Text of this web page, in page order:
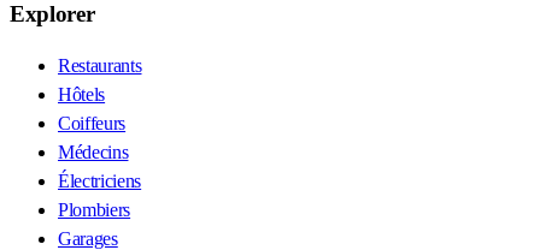
Explorer
Restaurants
Hôtels
Coiffeurs
Médecins
Électriciens
Plombiers
Garages